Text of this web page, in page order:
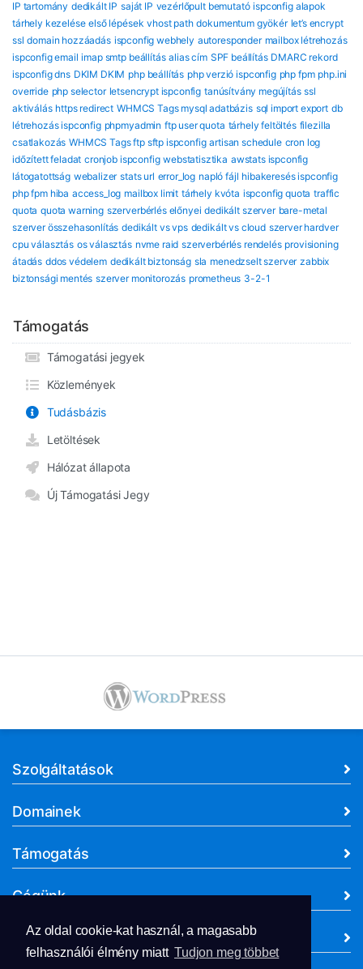
Az oldal cookie-kat használ, a magasabb
felhasználói élmény miatt Tudjon meg többet
IP tartomány dedikált IP saját IP vezérlőpult bemutató ispconfig alapok
tárhely kezelése első lépések vhost path dokumentum gyökér let’s encrypt
ssl domain hozzáadás ispconfig webhely autoresponder mailbox létrehozás
ispconfig email imap smtp beállítás alias cím SPF beállítás DMARC rekord
ispconfig dns DKIM DKIM php beállítás php verzió ispconfig php fpm php.ini
override php selector letsencrypt ispconfig tanúsítvány megújítás ssl
aktiválás https redirect WHMCS Tags mysql adatbázis sql import export db
létrehozás ispconfig phpmyadmin ftp user quota tárhely feltöltés filezilla
csatlakozás WHMCS Tags ftp sftp ispconfig artisan schedule cron log
időzített feladat cronjob ispconfig webstatisztika awstats ispconfig
látogatottság webalizer stats url error_log napló fájl hibakeresés ispconfig
php fpm hiba access_log mailbox limit tárhely kvóta ispconfig quota traffic
quota quota warning szerverbérlés előnyei dedikált szerver bare-metal
szerver összehasonlítás dedikált vs vps dedikált vs cloud szerver hardver
cpu választás os választás nvme raid szerverbérlés rendelés provisioning
átadás ddos védelem dedikált biztonság sla menedzselt szerver zabbix
biztonsági mentés szerver monitorozás prometheus 3-2-1
Támogatás
Támogatási jegyek
Közlemények
Tudásbázis
Letöltések
Hálózat állapota
Új Támogatási Jegy
Szolgáltatások
Domainek
Támogatás
Cégünk
Dokumentumok